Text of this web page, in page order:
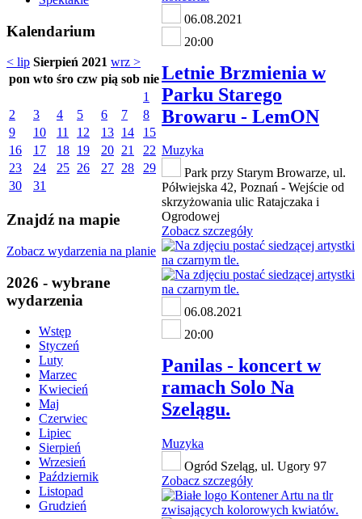
Kalendarium
< lip Sierpień 2021 wrz >
pon wto śro czw pią sob nie
1
2
3 4 5 6 7
8
9
10 11 12 13 14
15
16
17 18 19 20 21
22
23
24 25 26 27 28
29
30
31
Znajdź na mapie
Zobacz wydarzenia na planie
2026 - wybrane
wydarzenia
Wstęp
Styczeń
Luty
Marzec
Kwiecień
Maj
Czerwiec
Lipiec
Sierpień
Wrzesień
Październik
Listopad
Grudzień
06.08.2021
20:00
Letnie Brzmienia w
Parku Starego
Browaru - LemON
Muzyka
Park przy Starym Browarze, ul.
Półwiejska 42, Poznań - Wejście od
skrzyżowania ulic Ratajczaka i
Ogrodowej
Zobacz szczegóły
06.08.2021
20:00
Panilas - koncert w
ramach Solo Na
Szelągu.
Muzyka
Ogród Szeląg, ul. Ugory 97
Zobacz szczegóły